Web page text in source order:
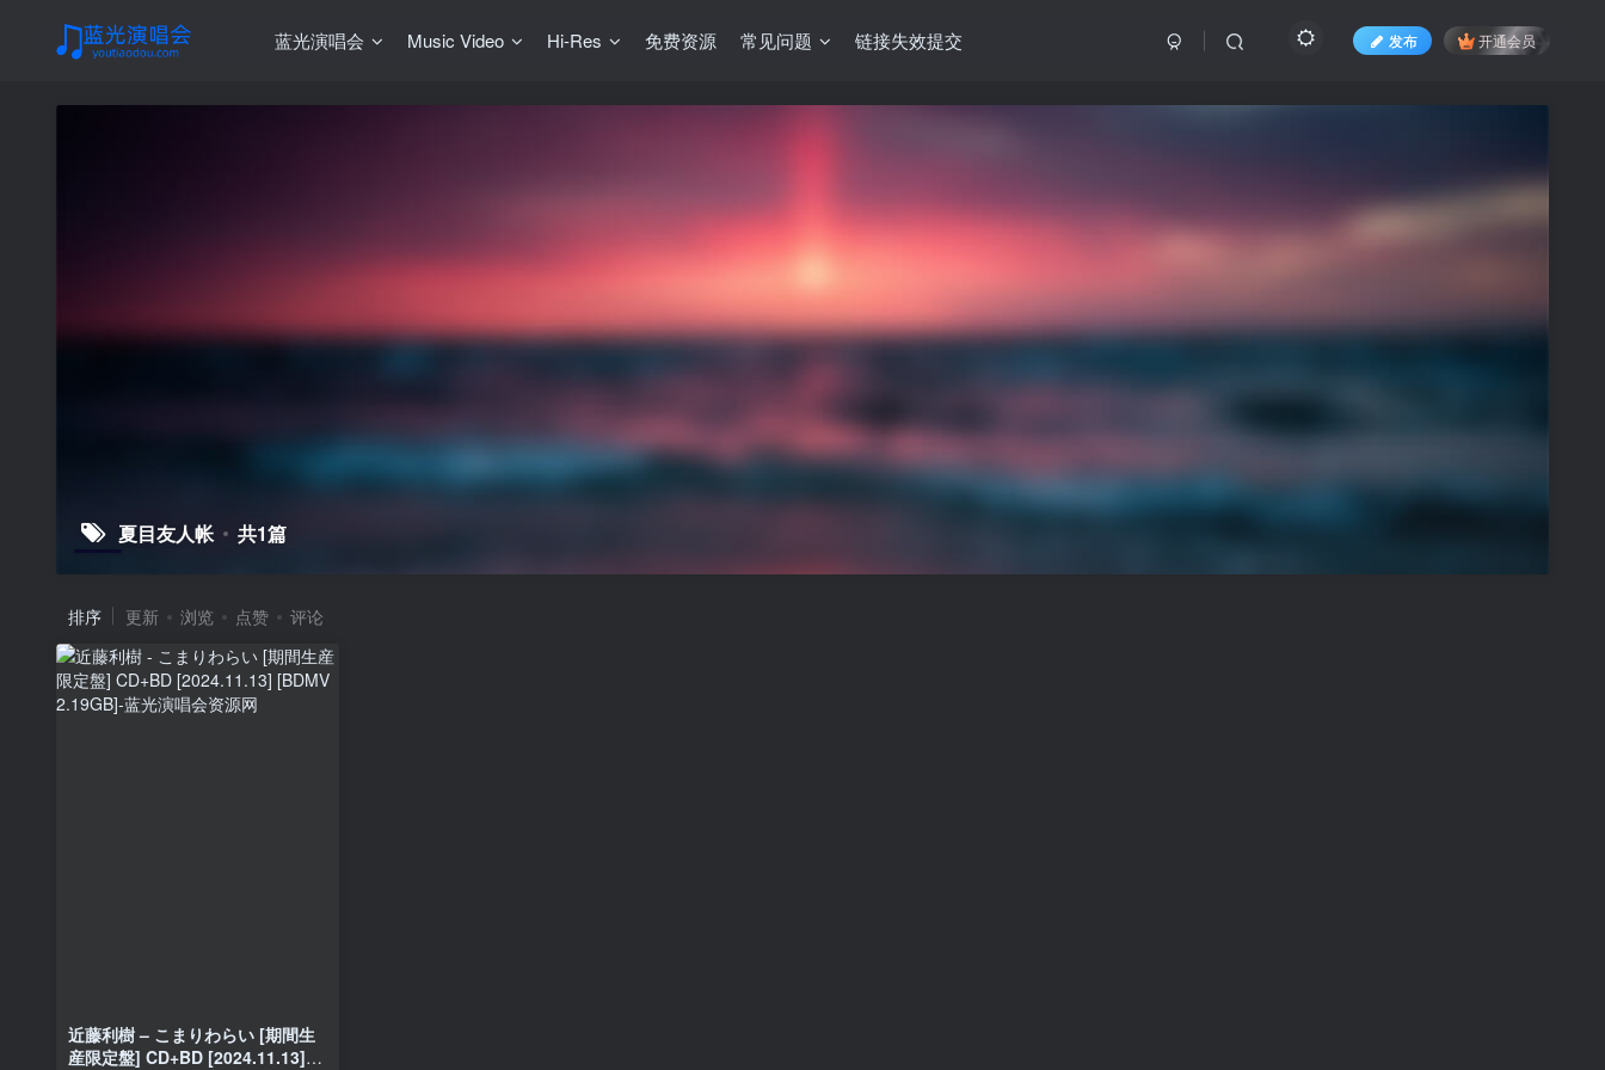
蓝光演唱会 Music Video Hi-Res 免费资源 常见问题 链接失效提交 发布 开通会员
夏目友人帐 共1篇
排序 更新 浏览 点赞 评论
近藤利樹 – こまりわらい [期間生
産限定盤] CD+BD [2024.11.13]